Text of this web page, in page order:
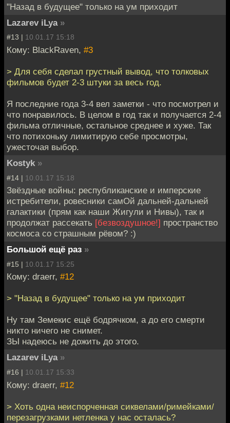
"Назад в будущее" только на ум приходит
Lazarev iLya »
#13 | 10.01.17 15:18
Кому: BlackRaven, #3
> Для себя сделал грустный вывод, что толковых
фильмов будет 2-3 штуки за весь год.
Я последние года 3-4 вел заметки - что посмотрел и
что понравилось. В целом в год так и получается 2-4
фильма отличные, остальное среднее и хуже. Так
что потихоньку лимитирую себе просмотры,
ужесточая выбор.
Kostyk »
#14 | 10.01.17 15:18
Звёздные войны: республиканские и имперские
истребители, ровесники самОй дальней-дальней
галактики (прям как наши Жигули и Нивы), так и
продолжат рассекать [безвоздушное!] пространство
космоса со страшным рёвом? :)
Большой ещё раз »
#15 | 10.01.17 15:25
Кому: draerr, #12
> "Назад в будущее" только на ум приходит
Ну там Земекис ещё бодрячком, а до его смерти
никто ничего не снимет.
ЗЫ надеюсь не дожить до этого.
Lazarev iLya »
#16 | 10.01.17 15:33
Кому: draerr, #12
> Хоть одна неиспорченная сиквелами/римейками/
перезагрузками нетленка у нас осталась?